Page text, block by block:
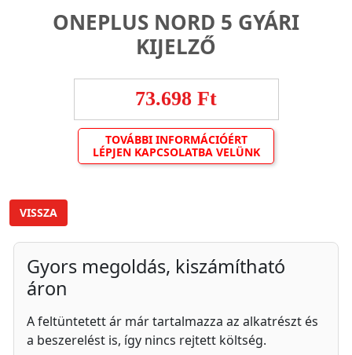
ONEPLUS NORD 5 GYÁRI
KIJELZŐ
73.698 Ft
TOVÁBBI INFORMÁCIÓÉRT
LÉPJEN KAPCSOLATBA VELÜNK
VISSZA
Gyors megoldás, kiszámítható
áron
A feltüntetett ár már tartalmazza az alkatrészt és
a beszerelést is, így nincs rejtett költség.